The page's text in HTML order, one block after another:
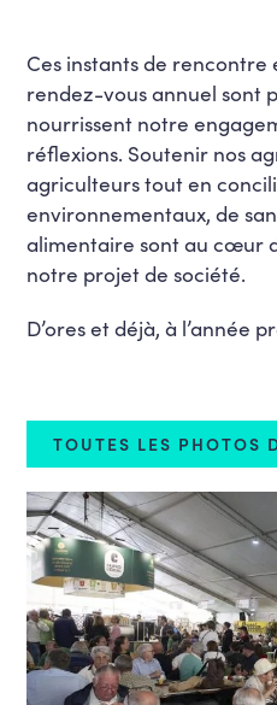
Ces instants de
rendez-vous annuel sont
nourrissent notre
réflexions. Soutenir nos
agriculteurs tout en
environnementaux, de
alimentaire sont au cœur
notre projet de société.
D’ores et déjà, à l’année
TOUTES LES PHOTOS